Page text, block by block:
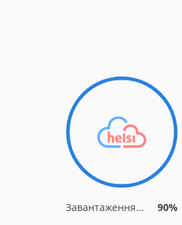
Завантаження... 90%